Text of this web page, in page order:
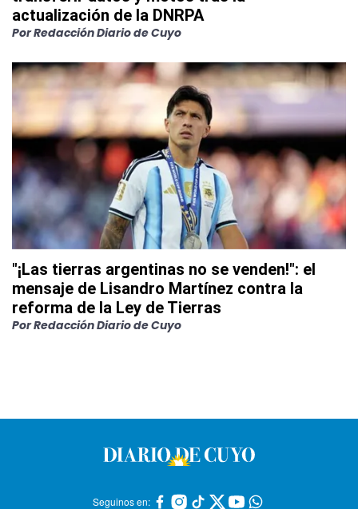
actualización de la DNRPA
PorRedacción Diario de Cuyo
"¡Las tierras argentinas no se venden!": el
mensaje de Lisandro Martínez contra la
reforma de la Ley de Tierras
PorRedacción Diario de Cuyo
Seguinos en: